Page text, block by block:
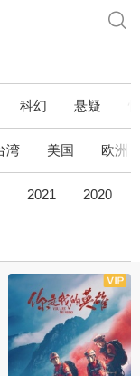
科幻 悬疑
湾 美国 欧洲
2021 2020